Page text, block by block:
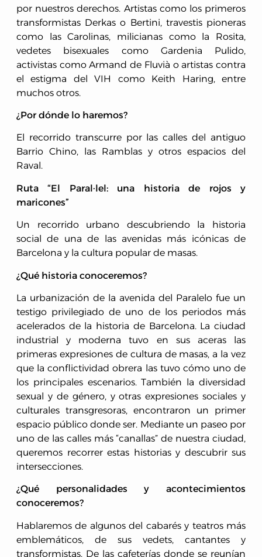
por nuestros derechos. Artistas como los primeros
transformistas Derkas o Bertini, travestis pioneras
como las Carolinas, milicianas como la Rosita,
vedetes bisexuales como Gardenia Pulido,
activistas como Armand de Fluvià o artistas contra
el estigma del VIH como Keith Haring, entre
muchos otros.
¿Por dónde lo haremos?
El recorrido transcurre por las calles del antiguo
Barrio Chino, las Ramblas y otros espacios del
Raval.
Ruta “El Paral·lel: una historia de rojos y
maricones”
Un recorrido urbano descubriendo la historia
social de una de las avenidas más icónicas de
Barcelona y la cultura popular de masas.
¿Qué historia conoceremos?
La urbanización de la avenida del Paralelo fue un
testigo privilegiado de uno de los periodos más
acelerados de la historia de Barcelona. La ciudad
industrial y moderna tuvo en sus aceras las
primeras expresiones de cultura de masas, a la vez
que la conflictividad obrera las tuvo cómo uno de
los principales escenarios. También la diversidad
sexual y de género, y otras expresiones sociales y
culturales transgresoras, encontraron un primer
espacio público donde ser. Mediante un paseo por
uno de las calles más “canallas” de nuestra ciudad,
queremos recorrer estas historias y descubrir sus
intersecciones.
¿Qué personalidades y acontecimientos
conoceremos?
Hablaremos de algunos del cabarés y teatros más
emblemáticos, de sus vedets, cantantes y
transformistas. De las cafeterías donde se reunían